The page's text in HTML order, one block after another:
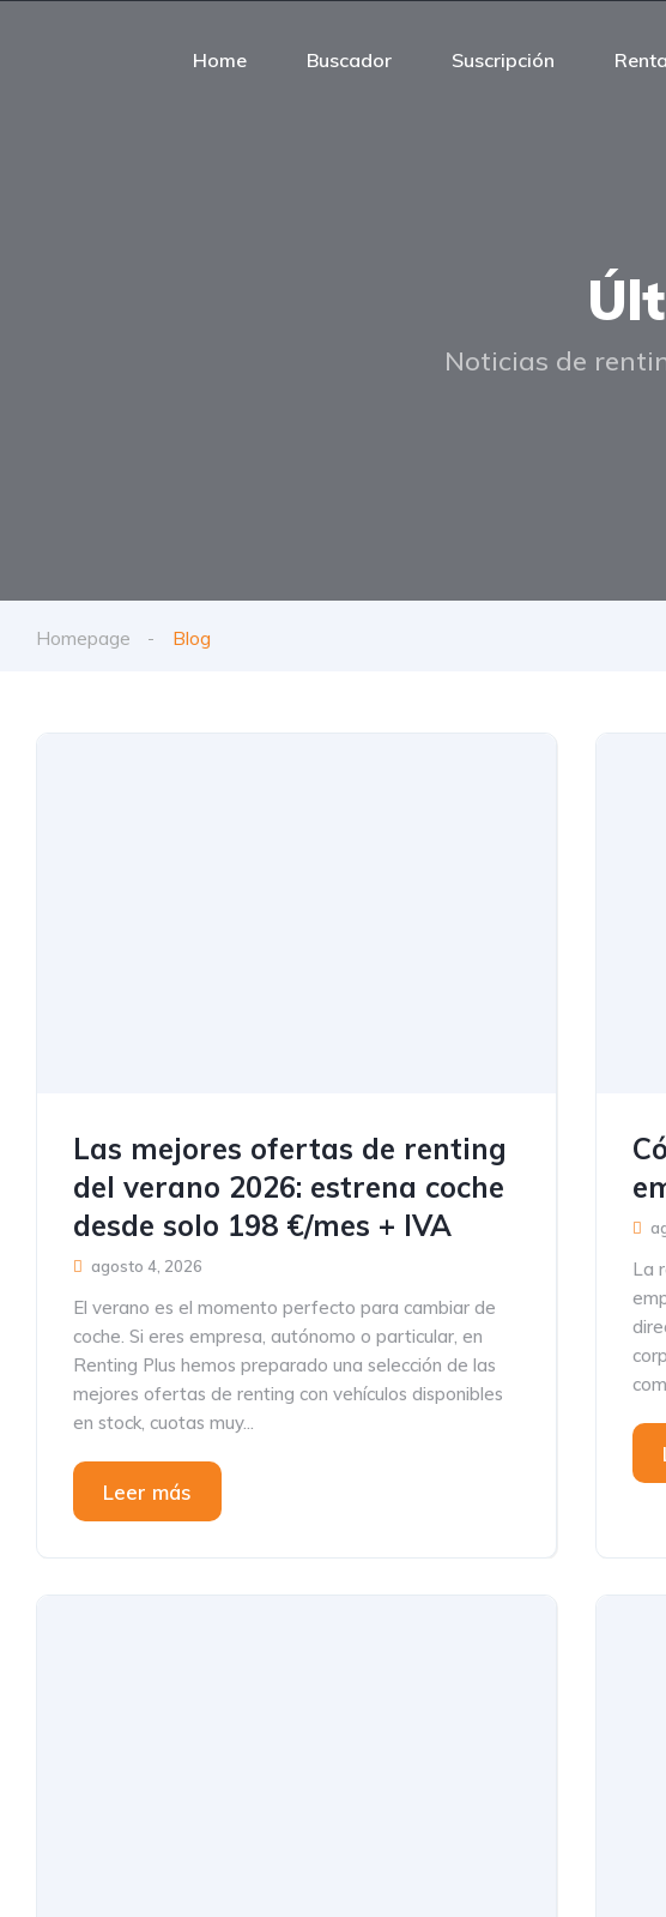
Home Buscador Suscripción
Noticias de
Homepage Blog
Las mejores ofertas de renting
del verano 2026: estrena coche
desde solo 198 €/mes + IVA
agosto 4, 2026
El verano es el momento perfecto para cambiar de
coche. Si eres empresa, autónomo o particular, en
Renting Plus hemos preparado una selección de las
mejores ofertas de renting con vehículos disponibles
en stock, cuotas muy...
Leer más
La